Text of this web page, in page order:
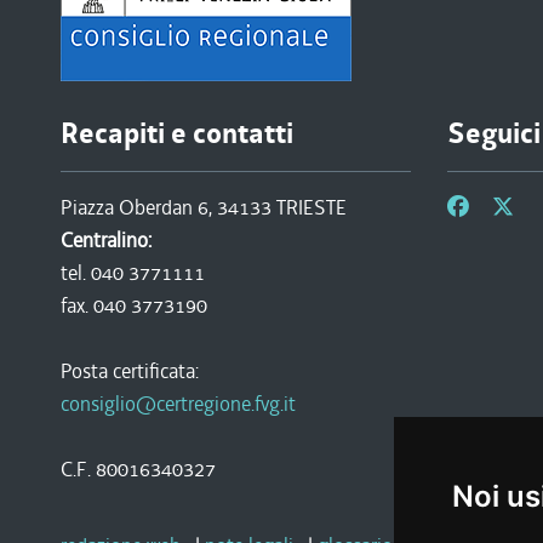
Noi
Recapiti e contatti
Piazza Oberdan 6, 34133 TRIESTE
Centralino:
tel. 040 3771111
fax. 040 3773190
Posta certificata:
consiglio@certregione.fvg.it
C.F. 80016340327